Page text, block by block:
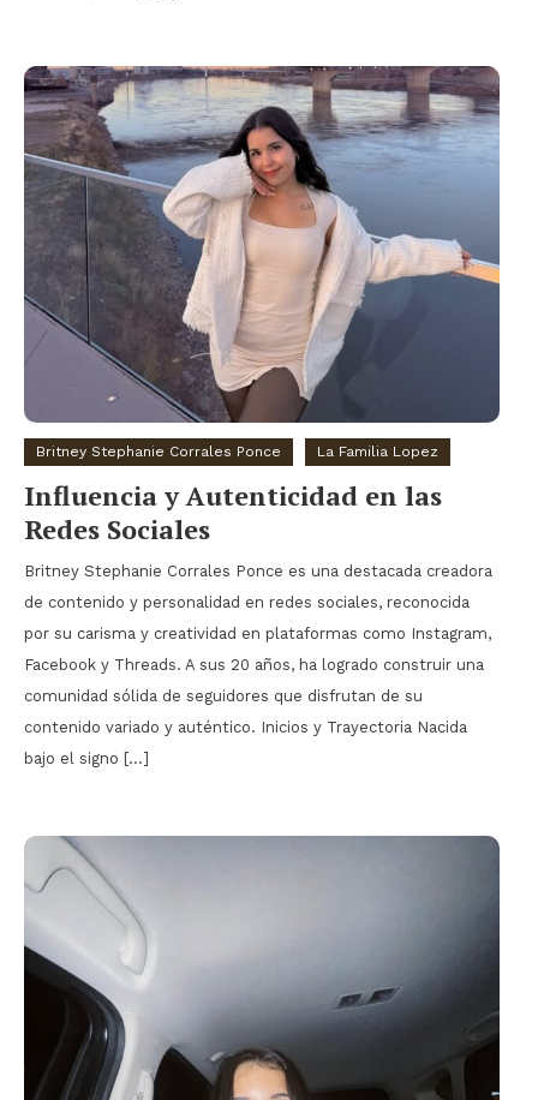
Britney Stephanie Corrales Ponce La Familia Lopez
Influencia y Autenticidad en las
Redes Sociales
Britney Stephanie Corrales Ponce es una destacada creadora
de contenido y personalidad en redes sociales, reconocida
por su carisma y creatividad en plataformas como Instagram,
Facebook y Threads. A sus 20 años, ha logrado construir una
comunidad sólida de seguidores que disfrutan de su
contenido variado y auténtico. Inicios y Trayectoria Nacida
bajo el signo […]